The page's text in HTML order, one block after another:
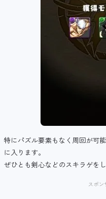
特にパズル要素もなく周回が可
に入ります。
ぜひとも剣心などのスキラゲを
スポン